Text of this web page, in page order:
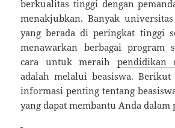
berkualitas tinggi dengan
menakjubkan. Banyak
yang berada di peringkat tinggi
menawarkan berbagai program
cara untuk meraih pendidikan
adalah melalui beasiswa. Berikut
informasi penting tentang
yang dapat membantu Anda dalam